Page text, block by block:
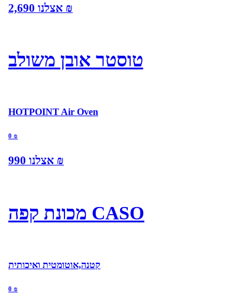
אצלנו 2,690 ₪
טוסטר אובן משולב
HOTPOINT Air Oven
0 ₪
אצלנו 990 ₪
מכונת קפה CASO
קטנה,אוטומטית ואיכותית
0 ₪